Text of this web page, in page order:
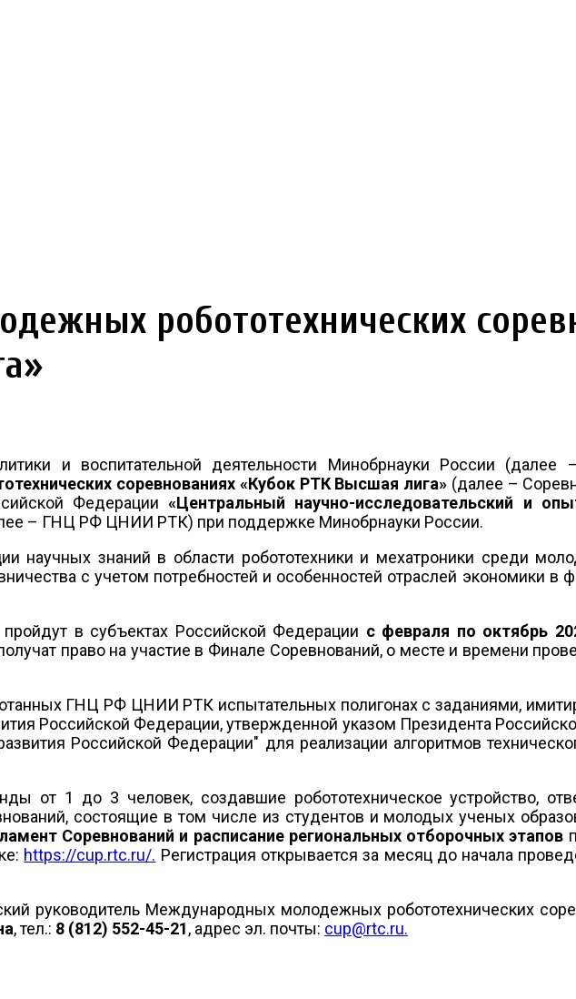
робототехнических
и воспитательной деятельности Минобрнауки России
соревнованиях «Кубок РТК Высшая лига» (далее –
Федерации«Центральный научно-исследовательский и
– ГНЦ РФ ЦНИИ РТК) при поддержке Минобрнауки России.
научных знаний в области робототехники и мехатроники среди
с учетом потребностей и особенностей отраслей экономики в
в субъектах Российской Федерации с февраля по октябрь
право на участие в Финале Соревнований, о месте и времени
ГНЦ РФ ЦНИИ РТК испытательных полигонах с заданиями,
Российской Федерации, утвержденной указом Президента
Российской Федерации" для реализации алгоритмов
от 1 до 3 человек, создавшие робототехническое устройство,
состоящие в том числе из студентов и молодых ученых
Соревнований и расписание региональных отборочных этапов
https://cup.rtc.ru/. Регистрация открывается за месяц до начала
руководитель Международных молодежных робототехнических
, тел.: 8 (812) 552-45-21, адрес эл. почты: cup@rtc.ru.